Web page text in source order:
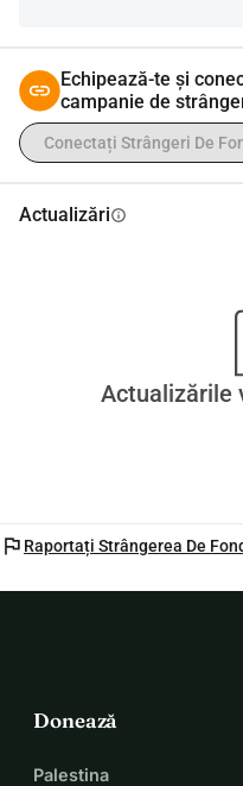
Echipează-te și
campanie de
Conectați Strângeri De
Actualizăriinfo
Actualizările
flag Raportați Strângerea De
Donează
Palestina